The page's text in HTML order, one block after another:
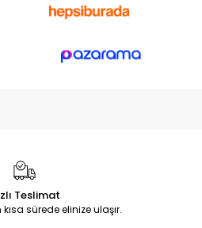
Teslimat
sürede elinize ulaşır.